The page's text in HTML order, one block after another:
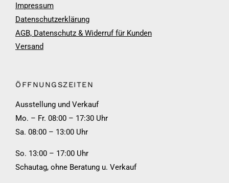
Impressum
Datenschutzerklärung
AGB, Datenschutz & Widerruf für Kunden
Versand
ÖFFNUNGSZEITEN
Ausstellung und Verkauf
Mo. – Fr. 08:00 – 17:30 Uhr
Sa. 08:00 – 13:00 Uhr
So. 13:00 – 17:00 Uhr
Schautag, ohne Beratung u. Verkauf